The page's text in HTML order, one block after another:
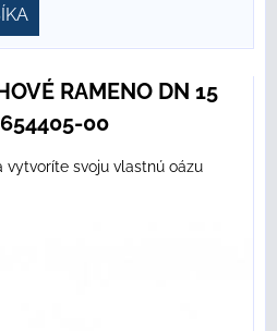
RAMENO DN 15
00
svoju vlastnú oázu